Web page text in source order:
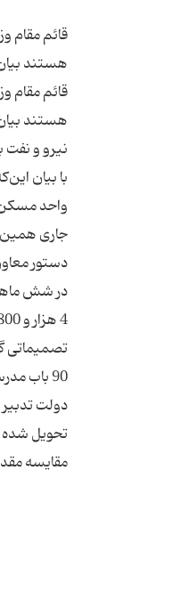
هستند بیان
نیرو و نفت
واحد مسکن
در شش